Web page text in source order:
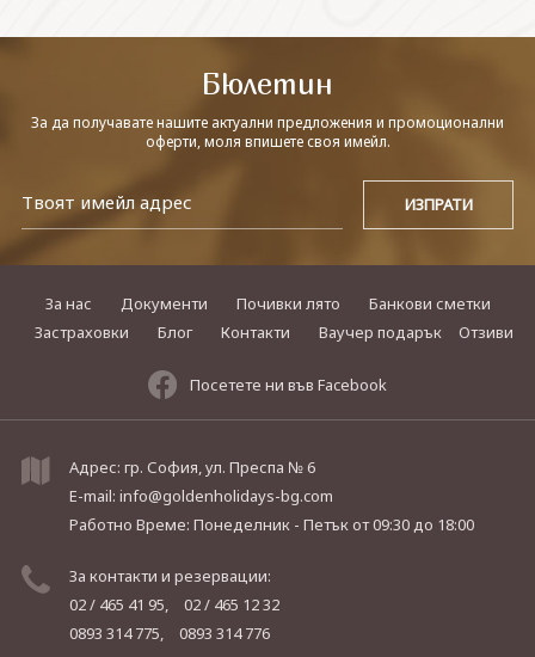
Бюлетин
За да получавате нашите актуални предложения и промоционални
оферти, моля впишете своя имейл.
За нас Документи Почивки лято
Банкови сметки
Застраховки
Блог Контакти Ваучер подарък Отзиви
Посетете ни във Facebook
Адрес: гр. София, ул. Преспа № 6
E-mail: info@goldenholidays-bg.com
Работно Време: Понеделник - Петъкот 09:30 до 18:00
За контакти и резервации:
02 / 465 41 95,
02 / 465 12 32
0893 314 775,
0893 314 776